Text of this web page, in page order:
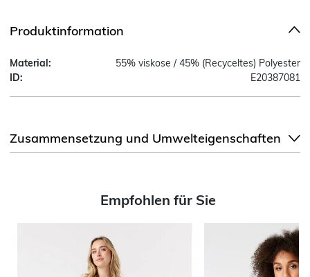
Produktinformation
Material:
55% viskose / 45% (Recyceltes) Polyester
ID:
E20387081
Zusammensetzung und Umwelteigenschaften
Empfohlen für Sie